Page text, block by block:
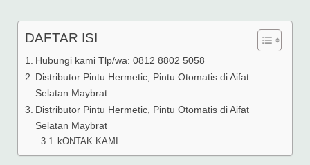
DAFTAR ISI
Hubungi kami Tlp/wa: 0812 8802 5058
Distributor Pintu Hermetic, Pintu Otomatis di Aifat
Selatan Maybrat
Distributor Pintu Hermetic, Pintu Otomatis di Aifat
Selatan Maybrat
kONTAK KAMI